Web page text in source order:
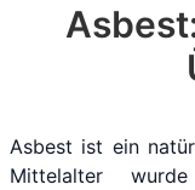
Asbest ist ein
Mittelalter